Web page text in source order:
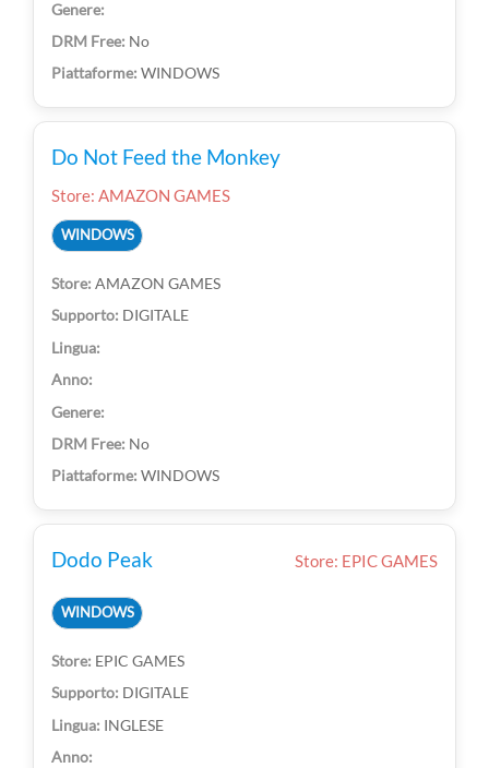
No
WINDOWS
Do Not Feed the Monkey
Store: AMAZON GAMES
WINDOWS
AMAZON GAMES
DIGITALE
No
WINDOWS
Dodo Peak Store: EPIC GAMES
WINDOWS
EPIC GAMES
DIGITALE
INGLESE